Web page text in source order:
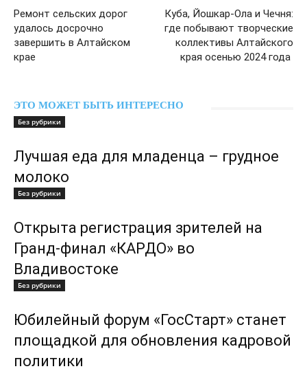
Ремонт сельских дорог
удалось досрочно
завершить в Алтайском
крае
Куба, Йошкар-Ола и Чечня:
где побывают творческие
коллективы Алтайского
края осенью 2024 года
ЭТО МОЖЕТ БЫТЬ ИНТЕРЕСНО
Без рубрики
Лучшая еда для младенца – грудное
молоко
Без рубрики
Открыта регистрация зрителей на
Гранд-финал «КАРДО» во
Владивостоке
Без рубрики
Юбилейный форум «ГосСтарт» станет
площадкой для обновления кадровой
политики